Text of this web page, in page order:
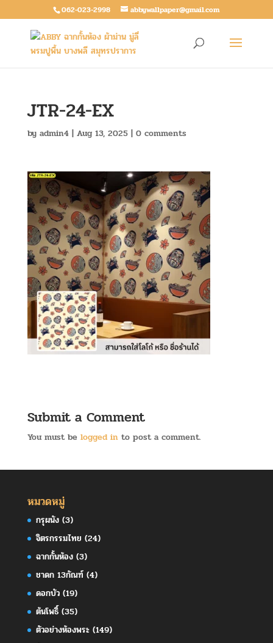
062-023-2998 abbywallpaper@gmail.com
JTR-24-EX
by admin4| Aug 13, 2025| 0 comments
Submit a Comment
You must be logged into post a comment.
หมวดหมู่
กรุผนัง(3)
จิตรกรรมไทย (24)
ฉากกั้นห้อง(3)
ชาดก 13กัณฑ์(4)
ดอกบัว(19)
ต้นโพธิ์(35)
ตัวอย่างห้องพระ(149)